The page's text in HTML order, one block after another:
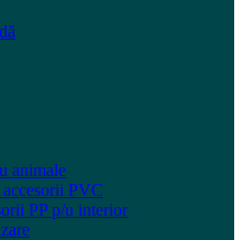
animale
PVC
PP p/u interior